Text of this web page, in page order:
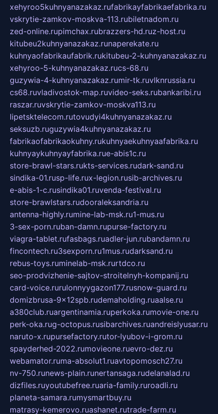
xehyroo5kuhnyanazakaz.rufabrikayfabrikaefabrika.ru
vskrytie-zamkov-moskva-113.rubiletnadom.ru
zed-online.rupimchax.rubrazzers-hd.ruz-host.ru
kitubeu2kuhnyanazakaz.runaperekate.ru
kuhnyaofabrikaufabrik.rukitubeu-2-kuhnyanazakaz.ru
xehyroo-5-kuhnyanazakaz.rucs-68.ru
guzywia-4-kuhnyanazakaz.rumir-tk.ruvlknrussia.ru
cs68.ruvladivostok-map.ruvideo-seks.rubankaribi.ru
raszar.ruvskrytie-zamkov-moskva113.ru
lipetsktelecom.rutovudyi4kuhnyanazakaz.ru
seksuzb.ruguzywia4kuhnyanazakaz.ru
fabrikaofabrikaokuhny.rukuhnyaekuhnyaafabrika.ru
kuhnyaykuhnyayfabrika.rue-abis1c.ru
store-brawl-stars.rukts-services.rudark-sand.ru
sindika-01.rusp-life.rux-legion.rusib-archives.ru
e-abis-1-c.rusindika01.ruvenda-festival.ru
store-brawlstars.rudooraleksandria.ru
antenna-highly.rumine-lab-msk.ru1-mus.ru
3-sex-porn.ruban-damn.rupurse-factory.ru
viagra-tablet.rufasbags.ruadler-jun.rubandamn.ru
fincontech.ru3sexporn.ru1mus.rudarksand.ru
rebus-toys.ruminelab-msk.rurtdco.ru
seo-prodvizhenie-sajtov-stroitelnyh-kompanij.ru
card-voice.rurulonnyygazon177.rusnow-guard.ru
domizbrusa-9x12spb.rudemaholding.ruaalse.ru
a380club.ruargentinamia.ruperkoka.rumovie-one.ru
perk-oka.rug-octopus.rusibarchives.ruandreislyusar.ru
naruto-x.rupursefactory.rutor-lyubov-i-grom.ru
spayderhed-2022.rumovieone.ruevro-dez.ru
webamator.ruma-absolut1.ruavtopomosch27.ru
nv-750.runews-plain.runertansaga.rudelanalad.ru
dizfiles.ruyoutubefree.ruaria-family.ruroadli.ru
planeta-samara.rumysmartbuy.ru
matrasy-kemerovo.ruashanet.rutrade-farm.ru